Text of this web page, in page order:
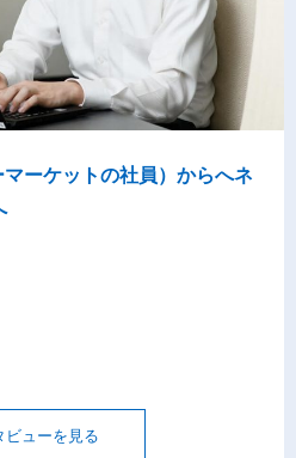
ーケットの社員）からへネ
ビューを見る